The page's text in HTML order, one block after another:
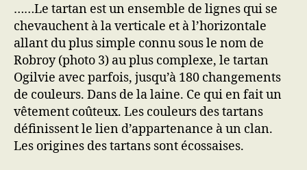
……Le tartan est un ensemble de lignes qui se
chevauchent à la verticale et à l’horizontale
allant du plus simple connu sous le nom de
Robroy (photo 3) au plus complexe, le tartan
Ogilvie avec parfois, jusqu’à 180 changements
de couleurs. Dans de la laine. Ce qui en fait un
vêtement coûteux. Les couleurs des tartans
définissent le lien d’appartenance à un clan.
Les origines des tartans sont écossaises.